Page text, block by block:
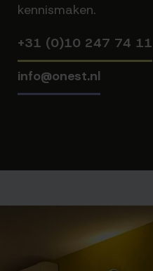
kennismaken.
+31 (0)10 247 74 11
info@onest.nl